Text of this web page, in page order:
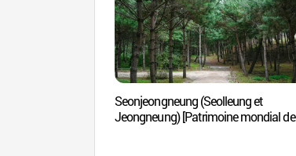
Seonjeongneung (Seolleung et
Jeongneung) [Patrimoine mondial de